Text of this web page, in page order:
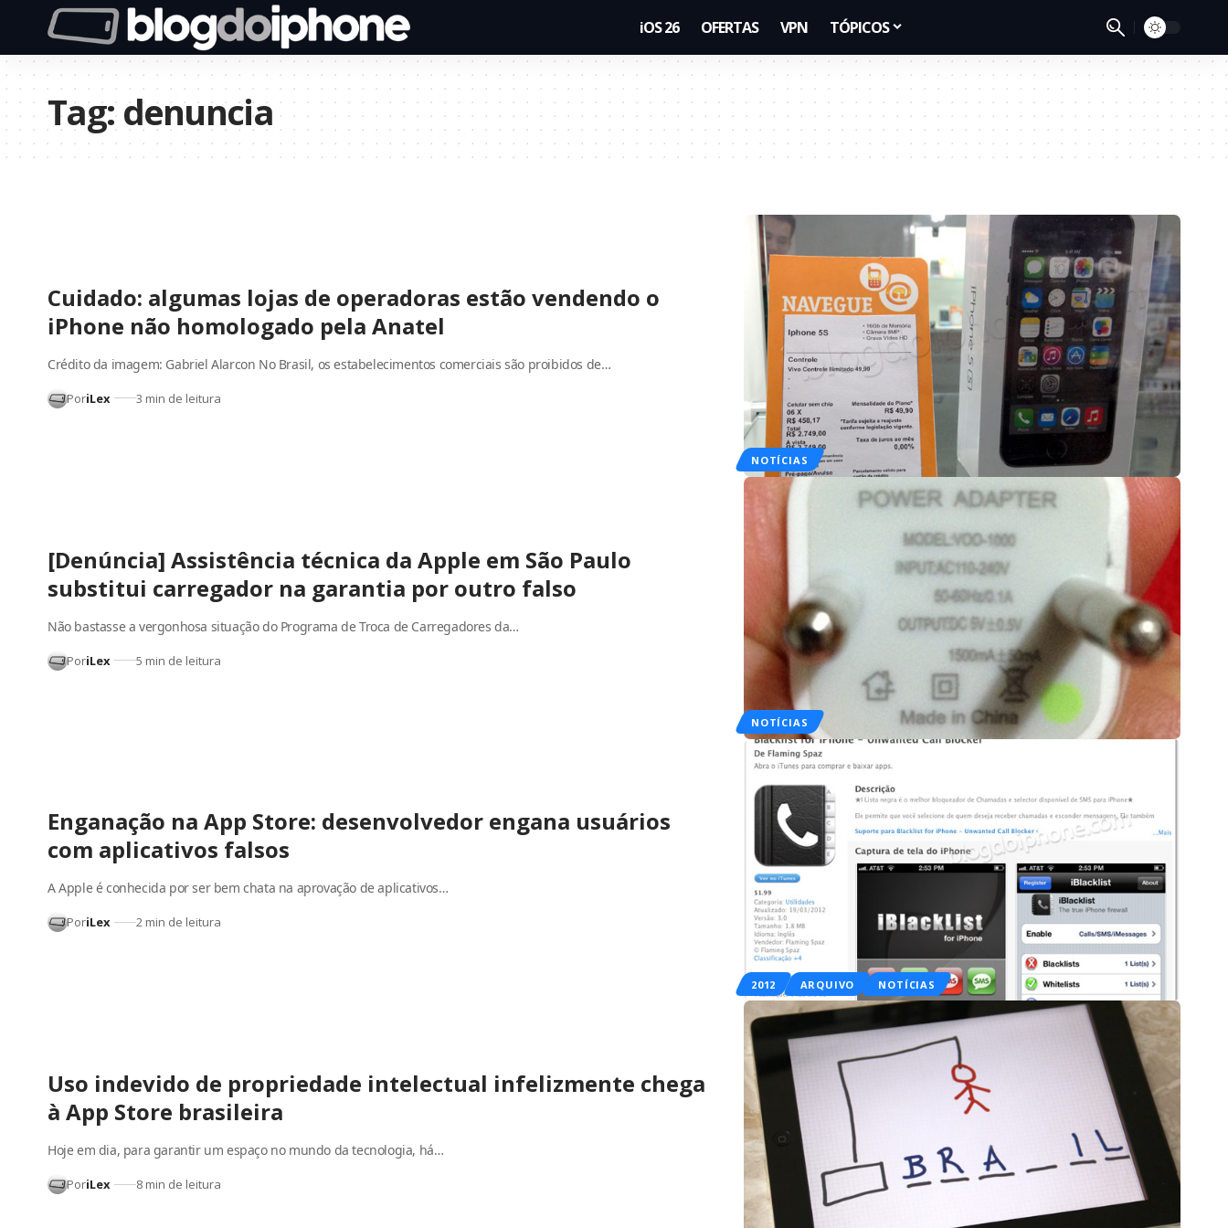
iOS 26 OFERTAS VPN TÓPICOS
Tag:denuncia
NOTÍCIAS
Cuidado: algumas lojas de operadoras estão vendendo o
iPhone não homologado pela Anatel
Crédito da imagem: Gabriel Alarcon No Brasil, os estabelecimentos comerciais são proibidos de…
PoriLex 3 min de leitura
NOTÍCIAS
[Denúncia] Assistência técnica da Apple em São Paulo
substitui carregador na garantia por outro falso
Não bastasse a vergonhosa situação do Programa de Troca de Carregadores da…
PoriLex 5 min de leitura
2012 ARQUIVO NOTÍCIAS
Enganação na App Store: desenvolvedor engana usuários
com aplicativos falsos
A Apple é conhecida por ser bem chata na aprovação de aplicativos…
PoriLex 2 min de leitura
Uso indevido de propriedade intelectual infelizmente chega
à App Store brasileira
Hoje em dia, para garantir um espaço no mundo da tecnologia, há…
PoriLex 8 min de leitura